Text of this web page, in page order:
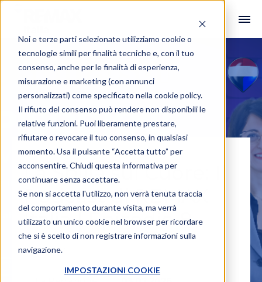
Noi e terze parti selezionate utilizziamo cookie o
tecnologie simili per finalità tecniche e, con il tuo
consenso, anche per le finalità di esperienza,
misurazione e marketing (con annunci
personalizzati) come specificato nella cookie policy.
Il rifiuto del consenso può rendere non disponibili le
relative funzioni. Puoi liberamente prestare,
rifiutare o revocare il tuo consenso, in qualsiasi
momento. Usa il pulsante “Accetta tutto” per
acconsentire. Chiudi questa informativa per
continuare senza accettare.
Se non si accetta l'utilizzo, non verrà tenuta traccia
del comportamento durante visita, ma verrà
utilizzato un unico cookie nel browser per ricordare
che si è scelto di non registrare informazioni sulla
navigazione.
IMPOSTAZIONI COOKIE
La Spilla sul Cuore: Il
Podcast di REMAX
Italia | Episodio 8
#Podcast